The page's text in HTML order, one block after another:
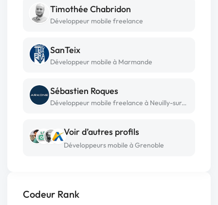
Codeur Rank
Timothée Chabridon
Développeur mobile freelance
SanTeix
Développeur mobile à Marmande
Sébastien Roques
Développeur mobile freelance à Neuilly-sur-seine
Voir d’autres profils
Développeurs mobile à Grenoble